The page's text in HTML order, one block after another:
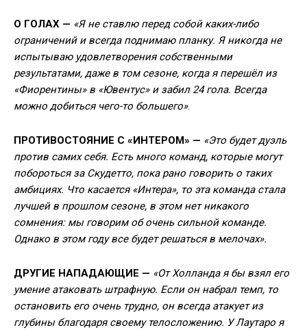
О ГОЛАХ — «Я не ставлю перед собой каких-либо
ограничений и всегда поднимаю планку. Я никогда не
испытываю удовлетворения собственными
результатами, даже в том сезоне, когда я перешёл из
«Фиорентины» в «Ювентус» и забил 24 гола. Всегда
можно добиться чего-то большего».
ПРОТИВОСТОЯНИЕ С «ИНТЕРОМ» — «Это будет дуэль
против самих себя. Есть много команд, которые могут
побороться за Скудетто, пока рано говорить о таких
амбициях. Что касается «Интера», то эта команда стала
лучшей в прошлом сезоне, в этом нет никакого
сомнения: мы говорим об очень сильной команде.
Однако в этом году все будет решаться в мелочах».
ДРУГИЕ НАПАДАЮЩИЕ — «От Холланда я бы взял его
умение атаковать штрафную. Если он набрал темп, то
остановить его очень трудно, он всегда атакует из
глубины благодаря своему телосложению. У Лаутаро я